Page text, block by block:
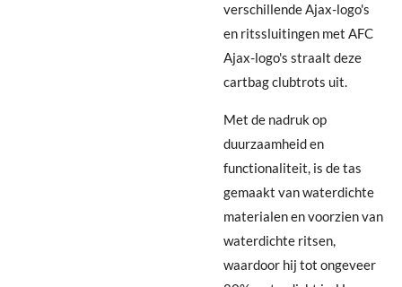
verschillende Ajax-logo's
en ritssluitingen met AFC
Ajax-logo's straalt deze
cartbag clubtrots uit.
Met de nadruk op
duurzaamheid en
functionaliteit, is de tas
gemaakt van waterdichte
materialen en voorzien van
waterdichte ritsen,
waardoor hij tot ongeveer